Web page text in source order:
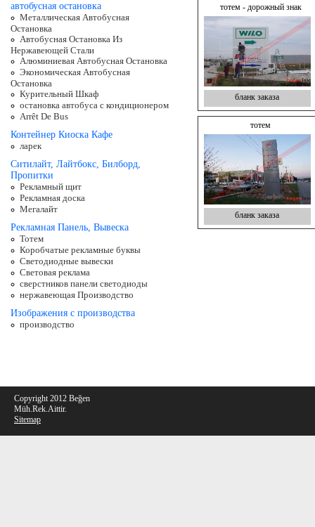
автобусная остановка
Металлическая Автобусная
Остановка
Автобусная Остановка Из
Нержавеющей Стали
Алюминиевая Автобусная Остановка
Экономическая Автобусная
Остановка
Курительный Шкаф
остановка автобуса с кондиционером
Arrêt De Bus
Контейнер Киоска Кафе
ларек
Ситилайт, Лайтбокс, Билборд,
Пропитки
Рекламный щит
Рекламная доска
Мегалайт
Рекламная Панель, Вывеска
Тотем
Коробчатые рекламные буквы
Светодиодные вывески
Световая реклама
сверстников панели светодиоды
нержавеющая Производство
Изображения с производства
производство
тотем - дорожный знак
бланк заказа
тотем
бланк заказа
Copyright 2012 Beğen
Müh.Rek.Aittir.
Sitemap